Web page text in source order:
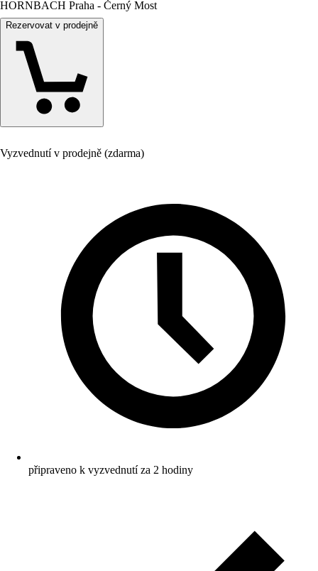
HORNBACH Praha - Černý Most
Rezervovat v prodejně
Vyzvednutí v prodejně (zdarma)
připraveno k vyzvednutí za 2 hodiny